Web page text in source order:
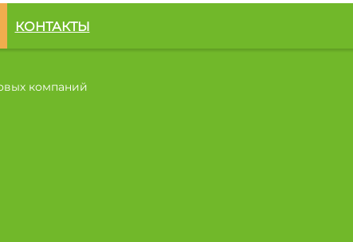
КОНТАКТЫ